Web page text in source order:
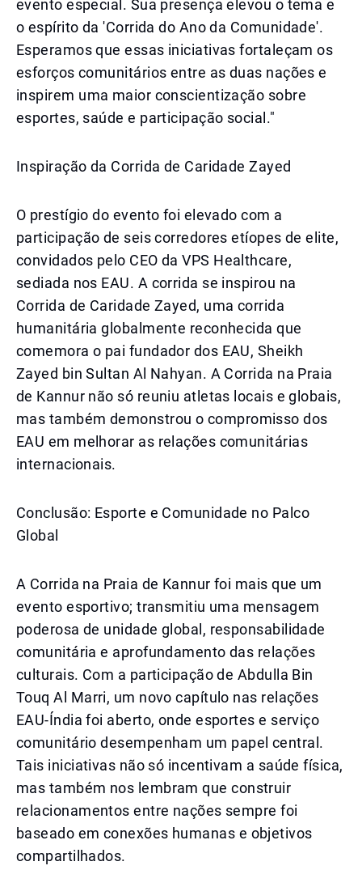
evento especial. Sua presença elevou o tema e
o espírito da 'Corrida do Ano da Comunidade'.
Esperamos que essas iniciativas fortaleçam os
esforços comunitários entre as duas nações e
inspirem uma maior conscientização sobre
esportes, saúde e participação social."
Inspiração da Corrida de Caridade Zayed
O prestígio do evento foi elevado com a
participação de seis corredores etíopes de elite,
convidados pelo CEO da VPS Healthcare,
sediada nos EAU. A corrida se inspirou na
Corrida de Caridade Zayed, uma corrida
humanitária globalmente reconhecida que
comemora o pai fundador dos EAU, Sheikh
Zayed bin Sultan Al Nahyan. A Corrida na Praia
de Kannur não só reuniu atletas locais e globais,
mas também demonstrou o compromisso dos
EAU em melhorar as relações comunitárias
internacionais.
Conclusão: Esporte e Comunidade no Palco
Global
A Corrida na Praia de Kannur foi mais que um
evento esportivo; transmitiu uma mensagem
poderosa de unidade global, responsabilidade
comunitária e aprofundamento das relações
culturais. Com a participação de Abdulla Bin
Touq Al Marri, um novo capítulo nas relações
EAU-Índia foi aberto, onde esportes e serviço
comunitário desempenham um papel central.
Tais iniciativas não só incentivam a saúde física,
mas também nos lembram que construir
relacionamentos entre nações sempre foi
baseado em conexões humanas e objetivos
compartilhados.